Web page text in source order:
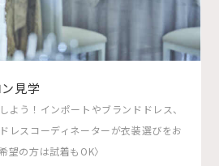
見学
よう！インポートやブランドドレス、
レスコーディネーターが衣装選びをお
望の方は試着もOK〉